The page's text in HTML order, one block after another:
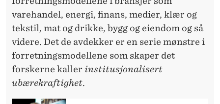
varehandel, energi, finans, medier, klær og
tekstil, mat og drikke, bygg og eiendom og så
videre. Det de avdekker er en serie mønstre i
forretningsmodellene som skaper det
forskerne kaller institusjonalisert
ubærekraftighet.